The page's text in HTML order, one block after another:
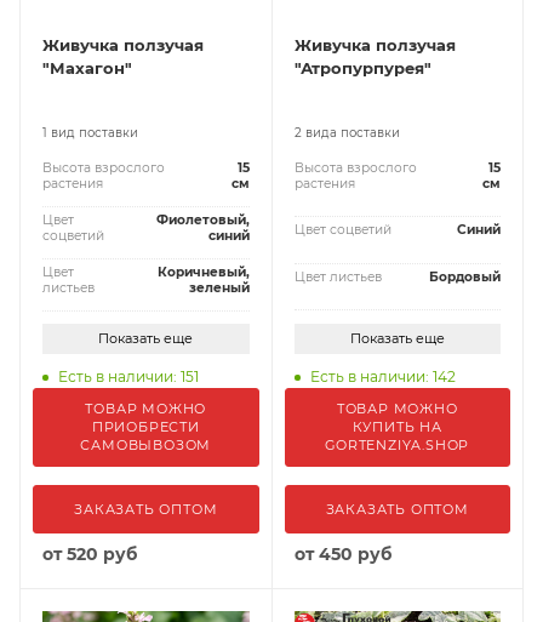
Живучка ползучая
"Махагон"
1 вид поставки
Высота взрослого
растения
15
см
Цвет
соцветий
Фиолетовый,
синий
Цвет
листьев
Коричневый,
зеленый
Показать еще
Есть в наличии: 151
ТОВАР МОЖНО
ПРИОБРЕСТИ
САМОВЫВОЗОМ
ЗАКАЗАТЬ ОПТОМ
от520 руб
Живучка ползучая
"Атропурпурея"
2 вида поставки
Высота взрослого
растения
15
см
Цвет соцветий Синий
Цвет листьев Бордовый
Показать еще
Есть в наличии: 142
ТОВАР МОЖНО
КУПИТЬ НА
GORTENZIYA.SHOP
ЗАКАЗАТЬ ОПТОМ
от450 руб